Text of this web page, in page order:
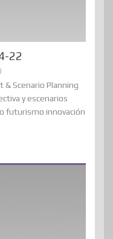
22
Scenario Planning
y escenarios
futurismo innovación